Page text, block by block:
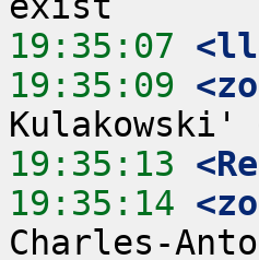
19:35:07
19:35:09
19:35:13
19:35:14
Charles-